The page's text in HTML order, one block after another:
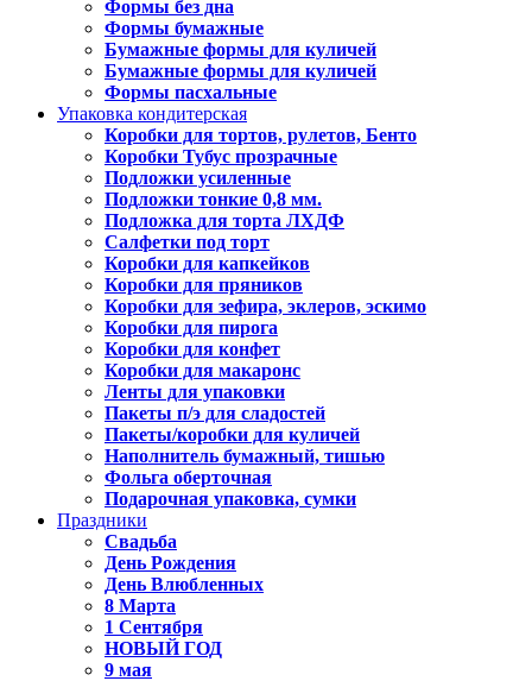
Формы без дна
Формы бумажные
Бумажные формы для куличей
Бумажные формы для куличей
Формы пасхальные
Упаковка кондитерская
Коробки для тортов, рулетов, Бенто
Коробки Тубус прозрачные
Подложки усиленные
Подложки тонкие 0,8 мм.
Подложка для торта ЛХДФ
Салфетки под торт
Коробки для капкейков
Коробки для пряников
Коробки для зефира, эклеров, эскимо
Коробки для пирога
Коробки для конфет
Коробки для макаронс
Ленты для упаковки
Пакеты п/э для сладостей
Пакеты/коробки для куличей
Наполнитель бумажный, тишью
Фольга оберточная
Подарочная упаковка, сумки
Праздники
Свадьба
День Рождения
День Влюбленных
8 Марта
1 Сентября
НОВЫЙ ГОД
9 мая